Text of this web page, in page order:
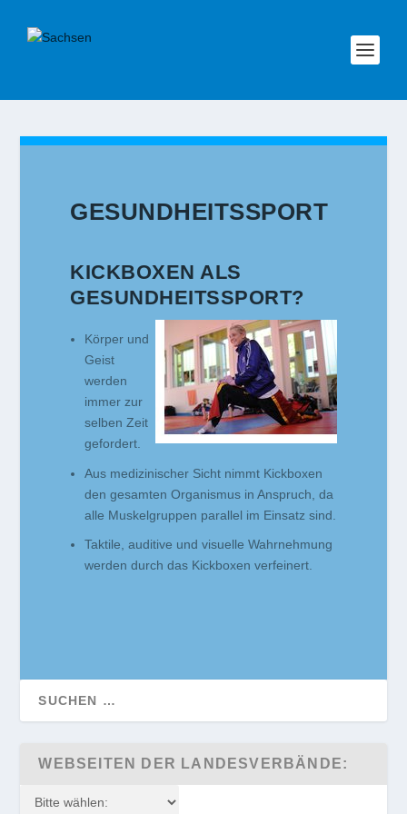
GESUNDHEITSSPORT
KICKBOXEN ALS
GESUNDHEITSSPORT?
Körper und
Geist
werden
immer zur
selben Zeit
gefordert.
Aus medizinischer Sicht nimmt Kickboxen
den gesamten Organismus in Anspruch, da
alle Muskelgruppen parallel im Einsatz sind.
Taktile, auditive und visuelle Wahrnehmung
werden durch das Kickboxen verfeinert.
WEBSEITEN DER LANDESVERBÄNDE: